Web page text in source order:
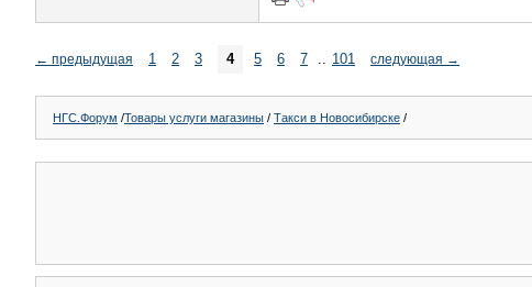
← предыдущая 1 2 3 4 5 6 7 .. 101 следующая →
НГС.Форум /Товары услуги магазины / Такси в Новосибирске /